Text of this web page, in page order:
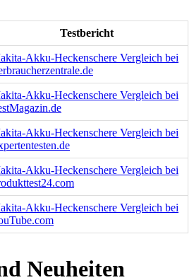
Testbericht
Akku-Heckenschere Vergleich bei
Akku-Heckenschere Vergleich bei
Akku-Heckenschere Vergleich bei
Akku-Heckenschere Vergleich bei
Akku-Heckenschere Vergleich bei
Neuheiten